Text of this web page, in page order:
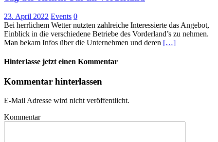
23. April 2022 Events 0
Bei herrlichem Wetter nutzten zahlreiche Interessierte das Angebot,
Einblick in die verschiedene Betriebe des Vorderland’s zu nehmen.
Man bekam Infos über die Unternehmen und deren […]
Hinterlasse jetzt einen Kommentar
Kommentar hinterlassen
E-Mail Adresse wird nicht veröffentlicht.
Kommentar